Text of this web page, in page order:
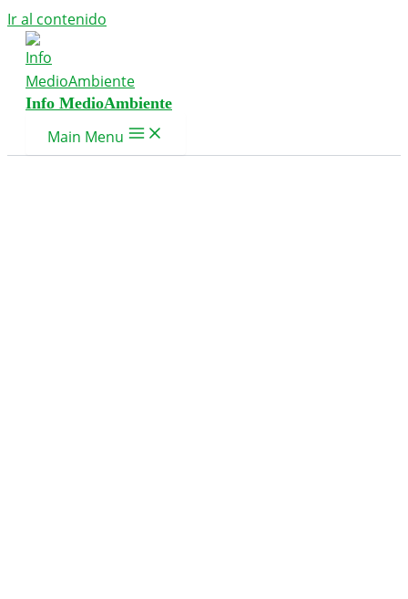
Ir al contenido
Info MedioAmbiente
Main Menu